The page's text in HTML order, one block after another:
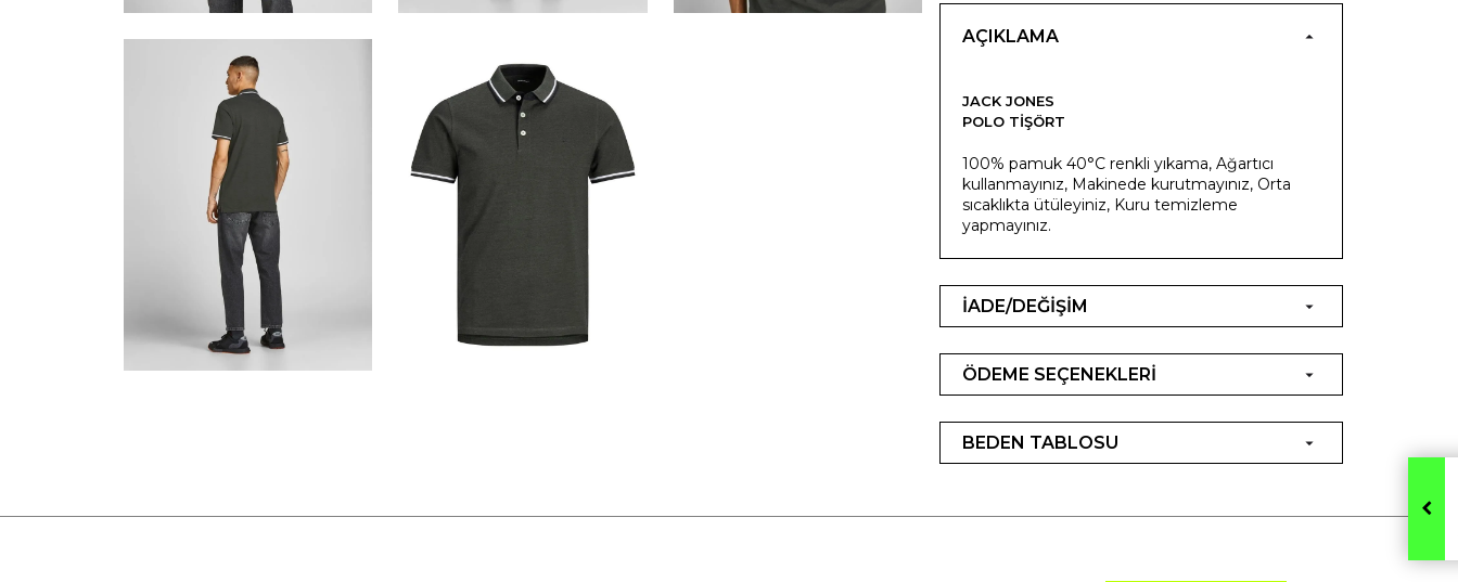
AÇIKLAMA
JACK JONES
POLO TIŞÖRT
100% pamuk 40°C renkli yıkama, Ağartıcı
kullanmayınız, Makinede kurutmayınız, Orta
sıcaklıkta ütüleyiniz, Kuru temizleme
yapmayınız.
İADE/DEĞİŞİM
ÖDEME SEÇENEKLERİ
BEDEN TABLOSU